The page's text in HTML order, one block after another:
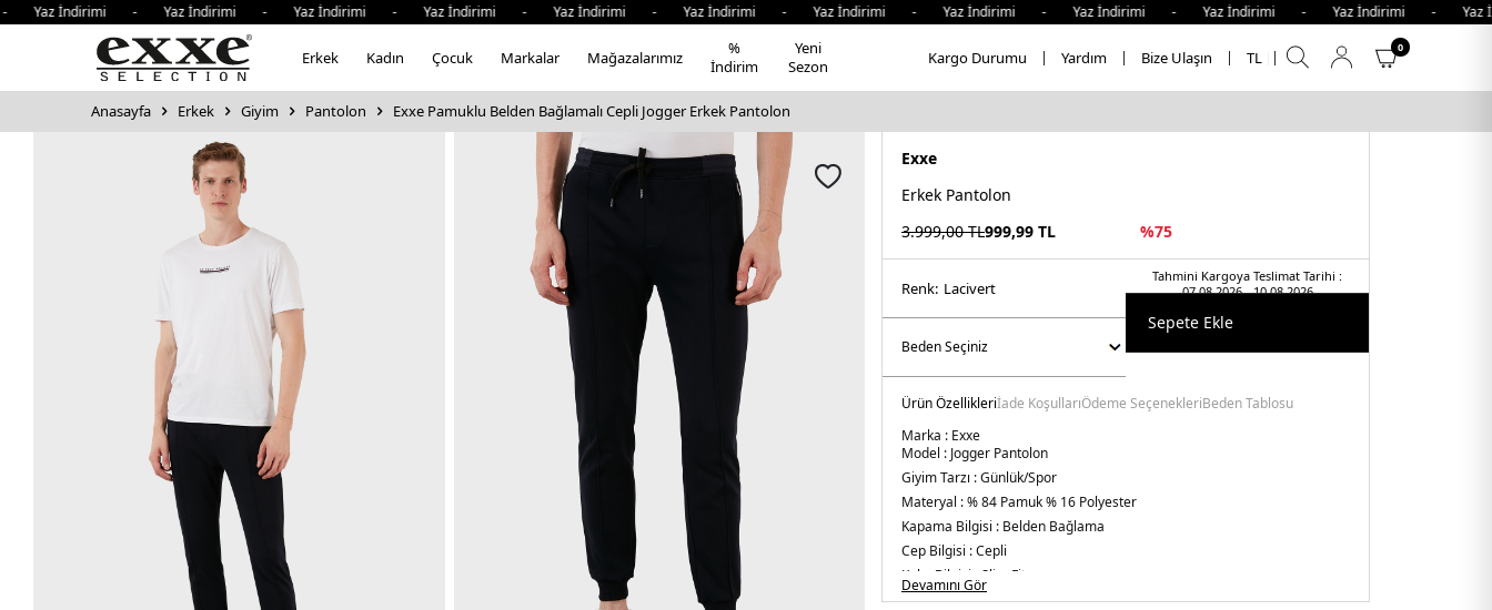
İndirimi - Yaz İndirimi - Yaz İndirimi - Yaz İndirimi - Yaz İndirimi - Yaz İndirimi - Yaz İndirimi - Yaz İndirimi - Yaz İndirimi - Yaz İndirimi - Yaz İndirimi -
Erkek Kadın Çocuk Markalar Mağazalarımız
%
İndirim
Yeni
Sezon
Kargo Durumu Yardım Bize Ulaşın TL
0
Anasayfa Erkek Giyim Pantolon Exxe Pamuklu Belden Bağlamalı Cepli Jogger Erkek Pantolon
Exxe
Erkek Pantolon
3.999,00TL999,99 TL %75
Tahmini Kargoya Teslimat Tarihi :
07.08.2026 - 10.08.2026
Renk: laci̇vert
Sepete Ekle
Ürün Özellikleriİade KoşullarıÖdeme SeçenekleriBeden Tablosu
Marka : Exxe
Model : Jogger Pantolon
Giyim Tarzı :Günlük/Spor
Materyal :% 84 Pamuk % 16 Polyester
Kapama Bilgisi : Belden Bağlama
Cep Bilgisi :Cepli
Kalıp Bilgisi : Slim Fit
Manken Ölçüsü :Kilo : 86 kg / Boy : 1.90 cm / Göğüs : 105 cm / Bel : 83 cm /
Devamını Gör